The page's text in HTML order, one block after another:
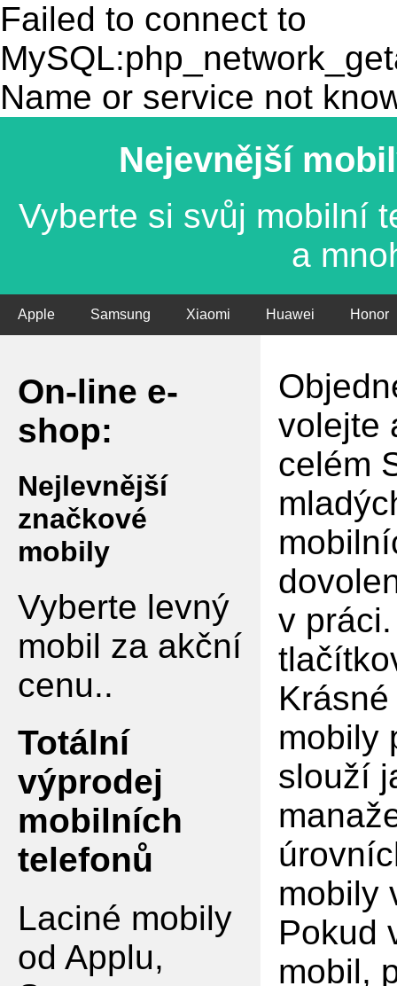
Failed to connect to
Name or service not
Nejevnější
Vyberte si svůj mobilní
a
Apple Samsung Xiaomi Huawei Honor
On-line e-
shop:
Nejlevnější
značkové
mobily
Vyberte levný
mobil za akční
cenu..
Totální
výprodej
mobilních
telefonů
Laciné mobily
od Applu,
volejte
celém
v
mobily
slouží
mobily
Pokud
mobil,